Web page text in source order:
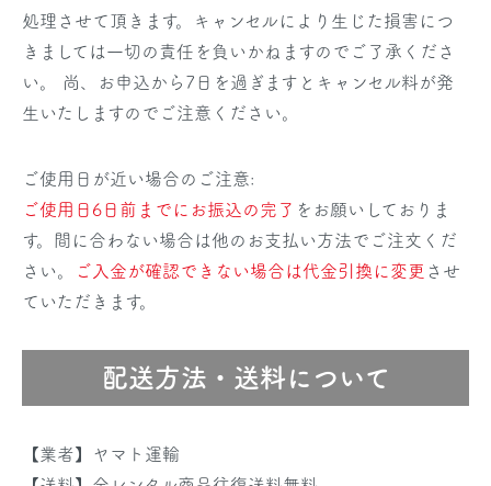
処理させて頂きます。キャンセルにより生じた損害につ
きましては一切の責任を負いかねますのでご了承くださ
い。 尚、お申込から7日を過ぎますとキャンセル料が発
生いたしますのでご注意ください。
ご使用日が近い場合のご注意:
ご使用日6日前までにお振込の完了 をお願いしておりま
す。間に合わない場合は他のお支払い方法でご注文くだ
さい。
ご入金が確認できない場合は代金引換に変更 させ
ていただきます。
配送方法・送料について
【業者】ヤマト運輸